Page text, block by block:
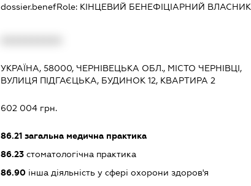
dossier.benefRole: КІНЦЕВИЙ БЕНЕФІЦІАРНИЙ ВЛАСНИК
УКРАЇНА, 58000, ЧЕРНІВЕЦЬКА ОБЛ., МІСТО ЧЕРНІВЦІ,
ВУЛИЦЯ ПІДГАЄЦЬКА, БУДИНОК 12, КВАРТИРА 2
602 004 грн.
86.21 загальна медична практика
86.23 стоматологічна практика
86.90 інша діяльність у сфері охорони здоров'я